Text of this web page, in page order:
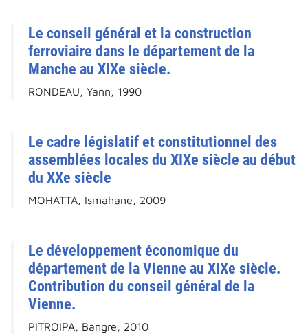
Le conseil général et la construction
ferroviaire dans le département de la
Manche au XIXe siècle.
RONDEAU, Yann, 1990
Le cadre législatif et constitutionnel des
assemblées locales du XIXe siècle au début
du XXe siècle
MOHATTA, Ismahane, 2009
Le développement économique du
département de la Vienne au XIXe siècle.
Contribution du conseil général de la
Vienne.
PITROIPA, Bangre, 2010